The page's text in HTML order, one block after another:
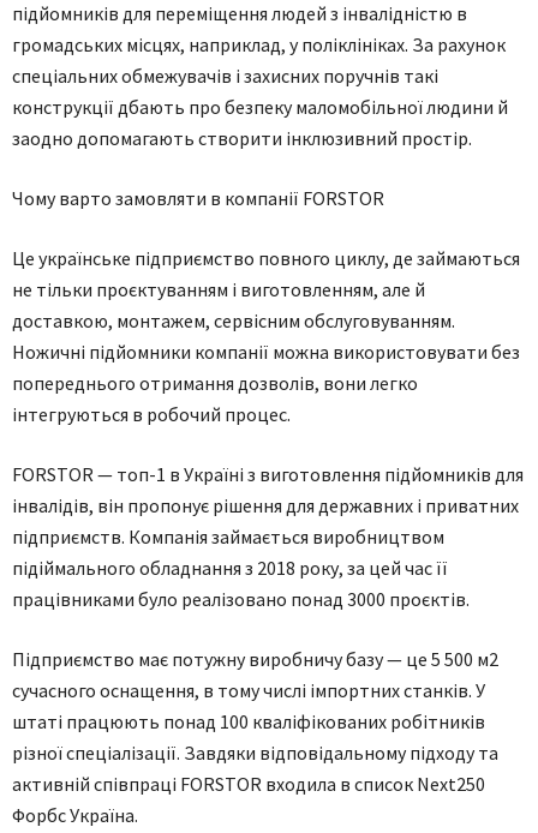
підйомників для переміщення людей з інвалідністю в
громадських місцях, наприклад, у поліклініках. За рахунок
спеціальних обмежувачів і захисних поручнів такі
конструкції дбають про безпеку маломобільної людини й
заодно допомагають створити інклюзивний простір.
Чому варто замовляти в компанії FORSTOR
Це українське підприємство повного циклу, де займаються
не тільки проєктуванням і виготовленням, але й
доставкою, монтажем, сервісним обслуговуванням.
Ножичні підйомники компанії можна використовувати без
попереднього отримання дозволів, вони легко
інтегруються в робочий процес.
FORSTOR — топ-1 в Україні з виготовлення підйомників для
інвалідів, він пропонує рішення для державних і приватних
підприємств. Компанія займається виробництвом
підіймального обладнання з 2018 року, за цей час її
працівниками було реалізовано понад 3000 проєктів.
Підприємство має потужну виробничу базу — це 5 500 м2
сучасного оснащення, в тому числі імпортних станків. У
штаті працюють понад 100 кваліфікованих робітників
різної спеціалізації. Завдяки відповідальному підходу та
активній співпраці FORSTOR входила в список Next250
Форбс Україна.